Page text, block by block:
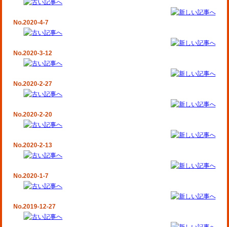
No.2020-4-7
No.2020-3-12
No.2020-2-27
No.2020-2-20
No.2020-2-13
No.2020-1-7
No.2019-12-27